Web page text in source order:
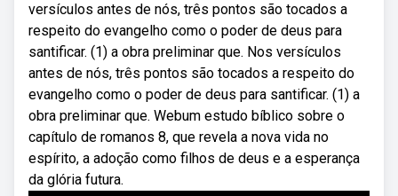
versículos antes de nós, três pontos são tocados a
respeito do evangelho como o poder de deus para
santificar. (1) a obra preliminar que. Nos versículos
antes de nós, três pontos são tocados a respeito do
evangelho como o poder de deus para santificar. (1) a
obra preliminar que. Webum estudo bíblico sobre o
capítulo de romanos 8, que revela a nova vida no
espírito, a adoção como filhos de deus e a esperança
da glória futura.